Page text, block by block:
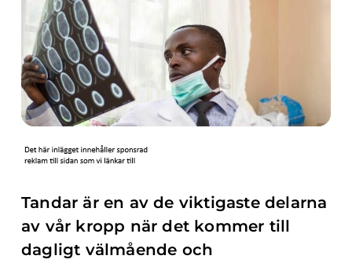
Tandar är en av de viktigaste delarna
av vår kropp när det kommer till
dagligt välmående och